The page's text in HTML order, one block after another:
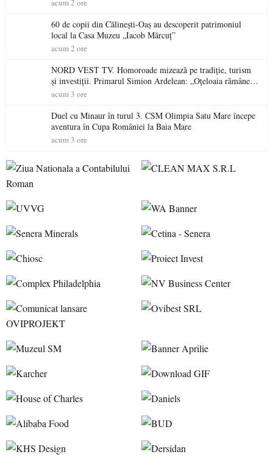
acum 2 ore
60 de copii din Călinești-Oaș au descoperit patrimoniul
local la Casa Muzeu „Iacob Mărcuț”
acum 2 ore
NORD VEST TV. Homoroade mizează pe tradiție, turism
și investiții. Primarul Simion Ardelean: „Oțeloaia rămâne
un brand al Codrului”
acum 3 ore
Duel cu Minaur în turul 3. CSM Olimpia Satu Mare începe
aventura în Cupa României la Baia Mare
acum 3 ore